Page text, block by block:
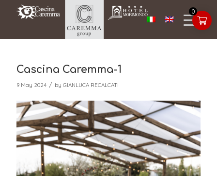
0
Cascina Caremma-1
9 May 2024 / by GIANLUCA RECALCATI